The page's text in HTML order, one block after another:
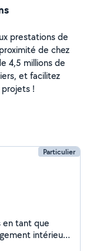
prestations de
de chez
4,5 millions de
et facilitez
!
Particulier
intérieur